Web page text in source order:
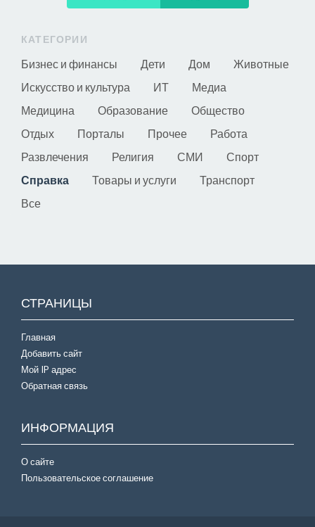
КАТЕГОРИИ
Бизнес и финансы Дети Дом
Животные
Искусство и культура
ИТ
Медиа
Медицина
Образование
Общество
Отдых
Порталы Прочее
Работа
Развлечения
Религия СМИ
Спорт
Справка
Товары и услуги
Транспорт
Все
СТРАНИЦЫ
Главная
Добавить сайт
Мой IP адрес
Обратная связь
ИНФОРМАЦИЯ
О сайте
Пользовательское соглашение